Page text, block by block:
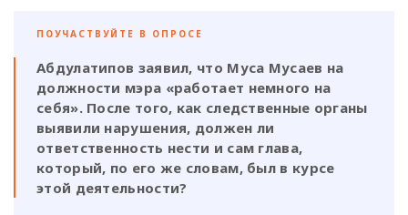
ПОУЧАСТВУЙТЕ В ОПРОСЕ
Абдулатипов заявил, что Муса Мусаев на
должности мэра «работает немного на
себя». После того, как следственные органы
выявили нарушения, должен ли
ответственность нести и сам глава,
который, по его же словам, был в курсе
этой деятельности?